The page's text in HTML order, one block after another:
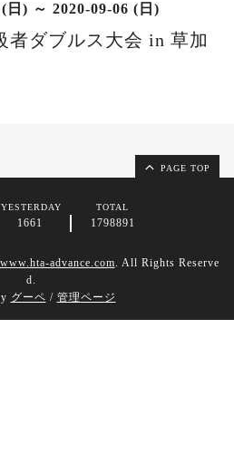
日) ～ 2020-09-06 (日)
ダブルス大会 in 草加
PAGE TOP
YESTERDAY
1661
TOTAL
1798891
advance.com. All Rights Reserve
d.
グーペ / 管理ページ